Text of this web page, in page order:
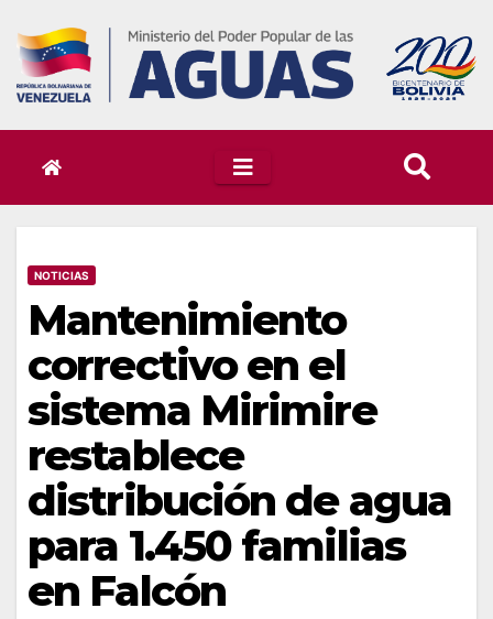
content
NOTICIAS
Mantenimiento
correctivo en el
sistema Mirimire
restablece
distribución de agua
para 1.450 familias
en Falcón